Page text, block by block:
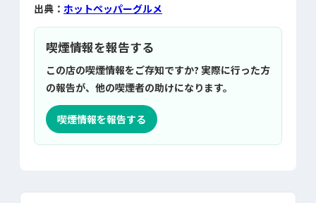
出典： ホットペッパーグルメ
喫煙情報を報告する
この店の喫煙情報をご存知ですか? 実際に行った方
の報告が、他の喫煙者の助けになります。
喫煙情報を報告する